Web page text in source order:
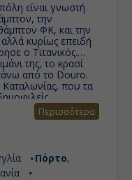
είναι γνωστή
την
ΦΚ, και την
κυρίως επειδή
ο Τιτανικός.
της, το κρασί
από το Douro.
που τα
σπουδαία ιστορία
επιστήμη, τον
το λόγο, καθώς και
ομορφιάς μνημεία
«η αιώνια
Περισσότερα
Πόρτο,